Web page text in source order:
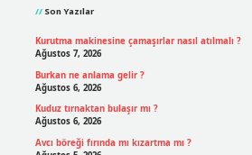
Son Yazılar
Kurutma makinesine çamaşırlar nasıl atılmalı ?
Ağustos 7, 2026
Burkan ne anlama gelir ?
Ağustos 6, 2026
Kuduz tırnaktan bulaşır mı ?
Ağustos 6, 2026
Avcı böreği fırında mı kızartma mı ?